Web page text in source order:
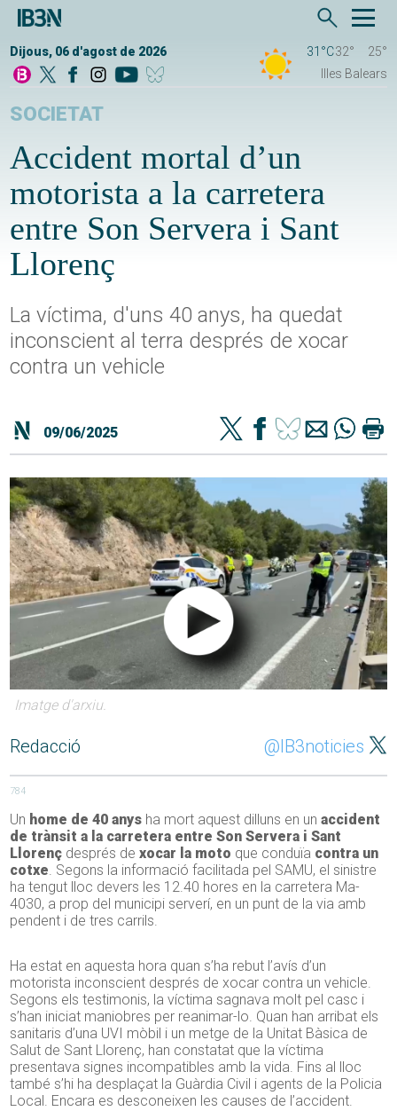
Dijous, 06 d'agost de 2026 31°C32°
25°
Illes Balears
SOCIETAT
Accident mortal d’un
motorista a la carretera
entre Son Servera i Sant
Llorenç
La víctima, d'uns 40 anys, ha quedat
inconscient al terra després de xocar
contra un vehicle
09/06/2025
Imatge d'arxiu.
Redacció @IB3noticies
784
Un home de 40 anys ha mort aquest dilluns en unaccident
de trànsit a la carretera entre Son Servera i Sant
Llorenç després dexocar la moto que conduïa contra un
cotxe. Segons la informació facilitada pel SAMU, el sinistre
ha tengut lloc devers les 12.40 hores en la carretera Ma-
4030, a prop del municipi serverí, en un punt de la via amb
pendent i de tres carrils.
Ha estat en aquesta hora quan s’ha rebut l’avís d’un
motorista inconscient després de xocar contra un vehicle.
Segons els testimonis, la víctima sagnava molt pel casc i
s’han iniciat maniobres per reanimar-lo. Quan han arribat els
sanitaris d’una UVI mòbil i un metge de la Unitat Bàsica de
Salut de Sant Llorenç, han constatat que la víctima
presentava signes incompatibles amb la vida. Fins al lloc
també s’hi ha desplaçat la Guàrdia Civil i agents de la Policia
Local. Encara es desconeixen les causes de l’accident.